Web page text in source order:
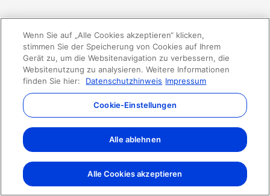
Wenn Sie auf „Alle Cookies akzeptieren“ klicken,
stimmen Sie der Speicherung von Cookies auf Ihrem
Gerät zu, um die Websitenavigation zu verbessern, die
Websitenutzung zu analysieren. Weitere Informationen
finden Sie hier:
Datenschutzhinweis Impressum
Cookie-Einstellungen
Alle ablehnen
Alle Cookies akzeptieren